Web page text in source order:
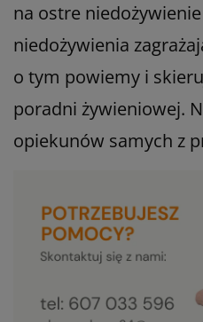
na ostre
niedożywienia
o tym powiemy i
poradni żywieniowej.
opiekunów samych z